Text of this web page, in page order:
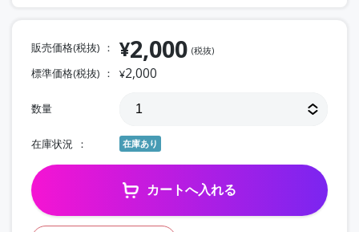
販売価格(税抜) ¥2,000 (税抜)
標準価格(税抜) ¥2,000
数量
在庫状況 在庫あり
カートへ入れる